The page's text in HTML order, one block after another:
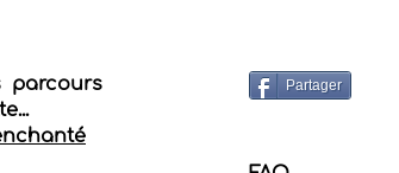
parcours
Partager